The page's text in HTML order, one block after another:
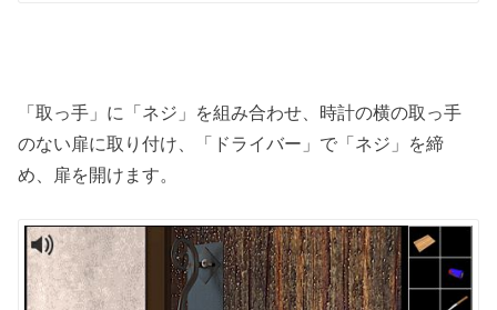
「取っ手」に「ネジ」を組み合わせ、時計の横の取っ手
のない扉に取り付け、「ドライバー」で「ネジ」を締
め、扉を開けます。